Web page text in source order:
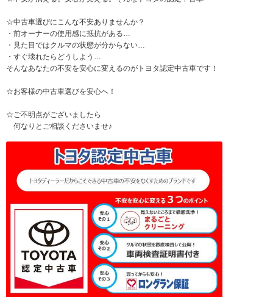
☆中古車選びにこんな不安ありませんか？
・前オーナーの使用感に抵抗がある…
・見た目ではクルマの状態が分からない…
・すぐ壊れたらどうしよう…
そんなあなたの不安を安心に変えるのがトヨタ認定中古車です！
☆お客様の中古車選びを安心へ！
☆ご不明点がございましたら
何なりとご相談くださいませ♪